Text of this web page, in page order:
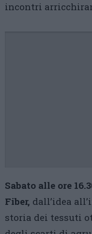
incontri
Sabato alle ore
Fiber, dall’idea
storia dei tessuti